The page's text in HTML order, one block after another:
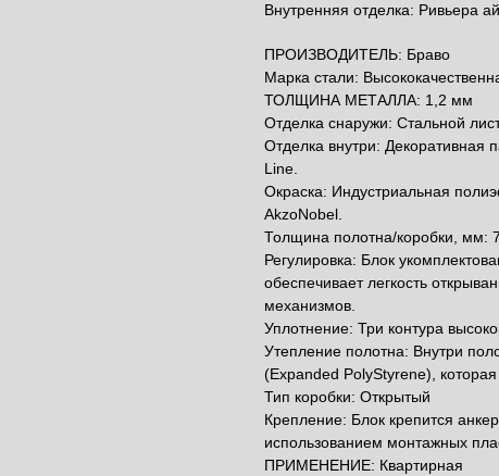
Внутренняя отделка: Ривьера
ПРОИЗВОДИТЕЛЬ: Браво
Марка стали:
ТОЛЩИНА МЕТАЛЛА: 1,2 мм
Отделка снаружи: Стальной
Отделка внутри: Декоративная
Line.
Окраска: Индустриальная
AkzoNobel.
Толщина полотна/коробки, мм:
Регулировка: Блок
обеспечивает легкость
механизмов.
Уплотнение: Три контура
Утепление полотна: Внутри
(Expanded PolyStyrene),
Тип коробки: Открытый
Крепление: Блок крепится
использованием монтажных
ПРИМЕНЕНИЕ: Квартирная